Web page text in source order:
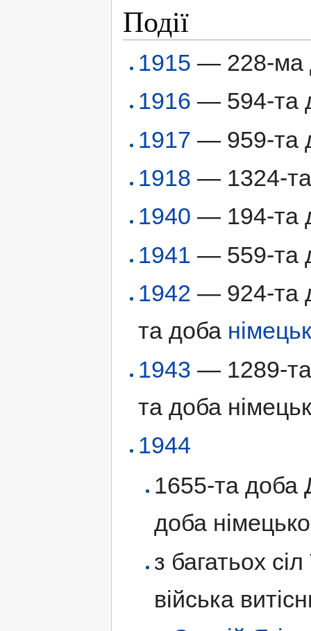
Події
1915 — 228-ма
1916 — 594-та
1917 — 959-та
1918 — 1324-та
1940 — 194-та
1941 — 559-та
1942 — 924-та
та доба
1943 — 1289-та
та доба
1944
1655-та доба
доба
з багатьох
війська